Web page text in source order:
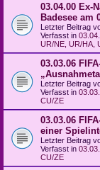
03.04.00 Ex-
Badesee am
Letzter Beitrag
Verfasst in
UR/NE, UR/HA,
03.03.06
Letzter Beitrag
Verfasst in
CU/ZE
03.03.06
einer
Letzter Beitrag
Verfasst in
CU/ZE